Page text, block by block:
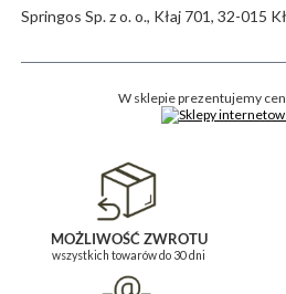
Springos Sp. z o. o., Kłaj 701,32-015
W sklepie prezentujemy
MOŻLIWOŚĆ ZWROTU
wszystkich towarów do 30 dni